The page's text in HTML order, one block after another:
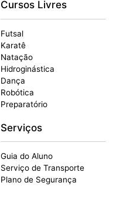
Cursos Livres
Futsal
Karatê
Natação
Hidroginástica
Dança
Robótica
Preparatório
Serviços
Guia do Aluno
Serviço de Transporte
Plano de Segurança